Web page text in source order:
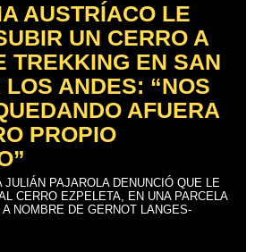
AUSTRÍACO LE
UN CERRO A
TREKKING EN SAN
ANDES: “NOS
AFUERA
PROPIO
JULIÁN PAJAROLA DENUNCIÓ QUE LE
CERRO EZPELETA, EN UNA PARCELA
NOMBRE DE GERNOT LANGES-